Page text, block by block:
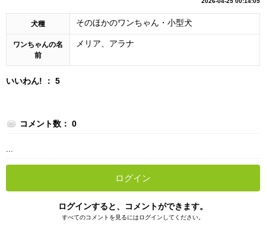
犬種 そのほかのワンちゃん・小型犬
ワンちゃんの名
前
メリア、アラナ
いいわん! ： 5
コメント数： 0
...
ログイン
ログインすると、コメントができます。
すべてのコメントを見るにはログインしてください。